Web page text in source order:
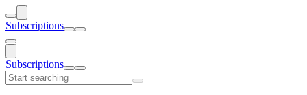
Subscriptions
Subscriptions